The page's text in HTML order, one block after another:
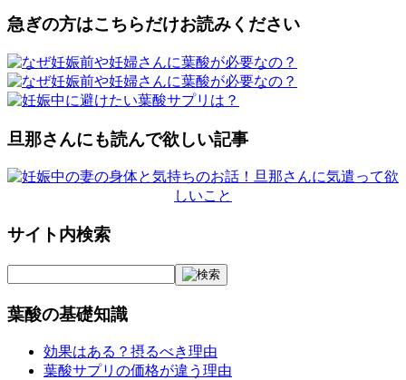
急ぎの方はこちらだけお読みください
旦那さんにも読んで欲しい記事
サイト内検索
葉酸の基礎知識
効果はある？摂るべき理由
葉酸サプリの価格が違う理由